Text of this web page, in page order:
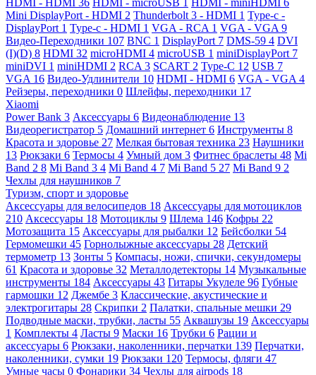
Mini DisplayPort - HDMI 2 Thunderbolt 3 - HDMI 1 Type-c -
DisplayPort 1 Type-c - HDMI 1 VGA - RCA 1 VGA - VGA 9
Видео-Переходники 107 BNC 1 DisplayPort 7 DMS-59 4 DVI
(I)(D) 8 HDMI 32 microHDMI 4 microUSB 1 miniDisplayPort 7
miniDVI 1 miniHDMI 2 RCA 3 SCART 2 Type-C 12 USB 7
VGA 16 Видео-Удлинители 10 HDMI - HDMI 6 VGA - VGA 4
Рейзеры, переходники 0 Шлейфы, переходники 17
Xiaomi
Power Bank 3 Аксессуары 6 Видеонаблюдение 13
Видеорегистратор 5 Домашний интернет 6 Инструменты 8
Красота и здоровье 27 Мелкая бытовая техника 23 Наушники
13 Рюкзаки 6 Термосы 4 Умный дом 3 Фитнес браслеты 48 Mi
Band 2 8 Mi Band 3 4 Mi Band 4 7 Mi Band 5 27 Mi Band 9 2
Чехлы для наушников 7
Туризм, спорт и здоровье
Аксессуары для велосипедов 18 Аксессуары для мотоциклов
210 Аксессуары 18 Мотоциклы 9 Шлема 146 Кофры 22
Мотозащита 15 Аксессуары для рыбалки 12 Бейсболки 54
Гермомешки 45 Горнолыжные аксессуары 28 Детский
термометр 13 Зонты 5 Компасы, ножи, спички, секундомеры
61 Красота и здоровье 32 Металлодетекторы 14 Музыкальные
инструменты 184 Аксессуары 43 Гитары Укулеле 96 Губные
гармошки 12 Джембе 3 Классические, акустические и
электрогитары 28 Скрипки 2 Палатки, спальные мешки 29
Подводные маски, трубки, ласты 55 Аквашузы 19 Аксессуары
1 Комплекты 4 Ласты 9 Маски 16 Трубки 6 Рации и
аксессуары 6 Рюкзаки, наколенники, перчатки 139 Перчатки,
наколенники, сумки 19 Рюкзаки 120 Термосы, фляги 47
Умные часы 0 Фонарики 34 Чехлы для airpods 18